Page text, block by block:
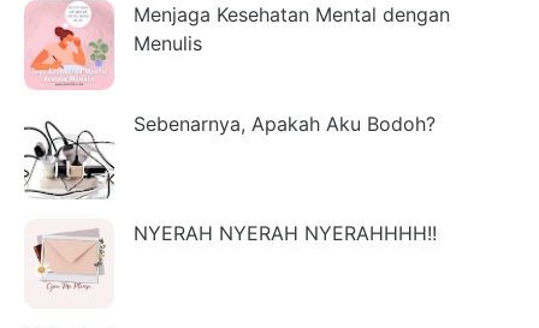
Menjaga Kesehatan Mental dengan
Menulis
Sebenarnya, Apakah Aku Bodoh?
NYERAH NYERAH NYERAHHHH!!